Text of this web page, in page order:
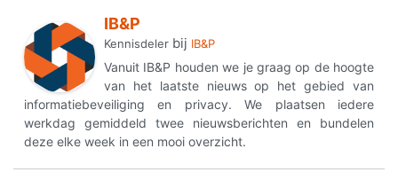
IB&P
Kennisdeler bij IB&P
Vanuit IB&P houden we je graag op de hoogte
van het laatste nieuws op het gebied van
informatiebeveiliging en privacy. We plaatsen iedere
werkdag gemiddeld twee nieuwsberichten en bundelen
deze elke week in een mooi overzicht.